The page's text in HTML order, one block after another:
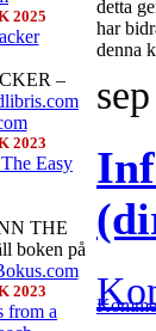
2025
–
2023
THE
boken på
2023
detta
har
denna
sep